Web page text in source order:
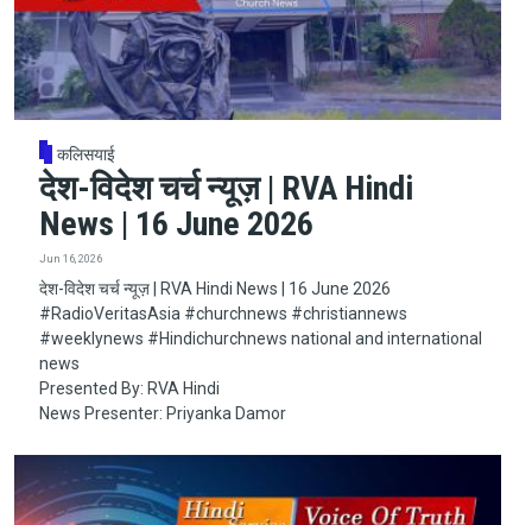
कलिसयाई
देश-विदेश चर्च न्यूज़ | RVA Hindi
News | 16 June 2026
Jun 16, 2026
देश-विदेश चर्च न्यूज़ | RVA Hindi News | 16 June 2026
#RadioVeritasAsia​​​​​ #churchnews​​​​​ #christiannews​​​​​
#weeklynews​ #Hindichurchnews national and international
news
Presented By: RVA Hindi
News Presenter: Priyanka Damor